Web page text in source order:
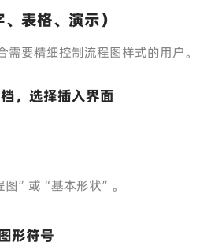
表格、演示）
要精细控制流程图样式的用户。
，选择插入界面
”或“基本形状”。
形符号